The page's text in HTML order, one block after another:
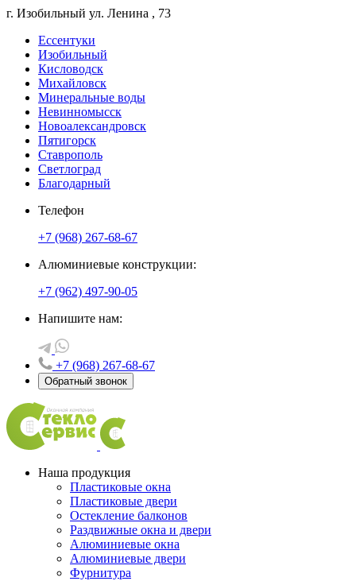
г. Изобильный ул. Ленина , 73
Ессентуки
Изобильный
Кисловодск
Михайловск
Минеральные воды
Невинномысск
Новоалександровск
Пятигорск
Ставрополь
Светлоград
Благодарный
Телефон
+7 (968) 267-68-67
Алюминиевые конструкции:
+7 (962) 497-90-05
Напишите нам:
+7 (968) 267-68-67
Обратный звонок
Наша продукция
Пластиковые окна
Пластиковые двери
Остекление балконов
Раздвижные окна и двери
Алюминиевые окна
Алюминиевые двери
Фурнитура